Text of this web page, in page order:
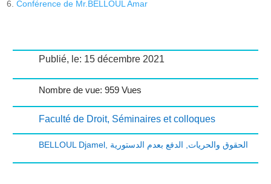
Conférence de Mr.BELLOUL Amar
Publié, le: 15 décembre 2021
Nombre de vue: 959 Vues
Faculté de Droit, Séminaires et colloques
BELLOUL Djamel, الحقوق والحريات الدفع بعدم الدستورية